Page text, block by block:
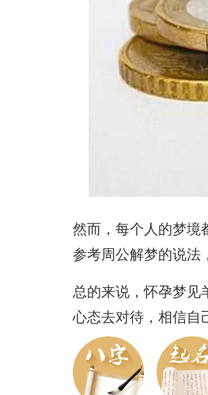
然而，每个人的梦境
参考周公解梦的说法
总的来说，怀孕梦见
心态去对待，相信自